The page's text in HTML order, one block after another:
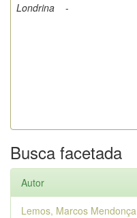
Londrina -
Busca facetada
Autor
Lemos, Marcos Mendonça